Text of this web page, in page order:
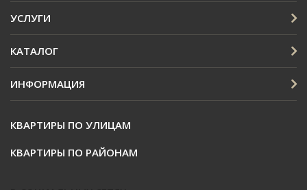
УСЛУГИ
КАТАЛОГ
ИНФОРМАЦИЯ
КВАРТИРЫ ПО УЛИЦАМ
КВАРТИРЫ ПО РАЙОНАМ